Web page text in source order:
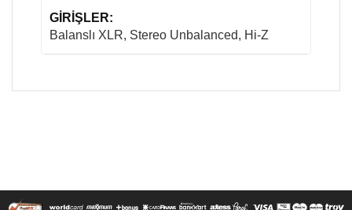
GİRİŞLER:
Balanslı XLR, Stereo Unbalanced, Hi-Z